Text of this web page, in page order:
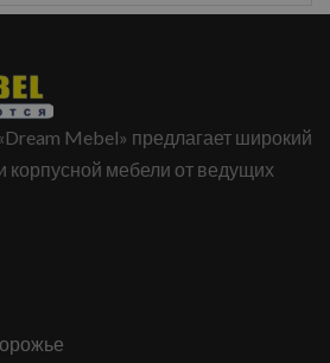
Mebel» предлагает широкий
корпусной мебели от ведущих